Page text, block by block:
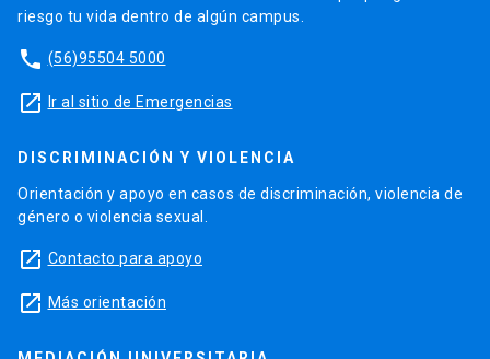
riesgo tu vida dentro de algún campus.
phone (56)95504 5000
launch Ir al sitio de Emergencias
DISCRIMINACIÓN Y VIOLENCIA
Orientación y apoyo en casos de discriminación, violencia de
género o violencia sexual.
launch Contacto para apoyo
launch Más orientación